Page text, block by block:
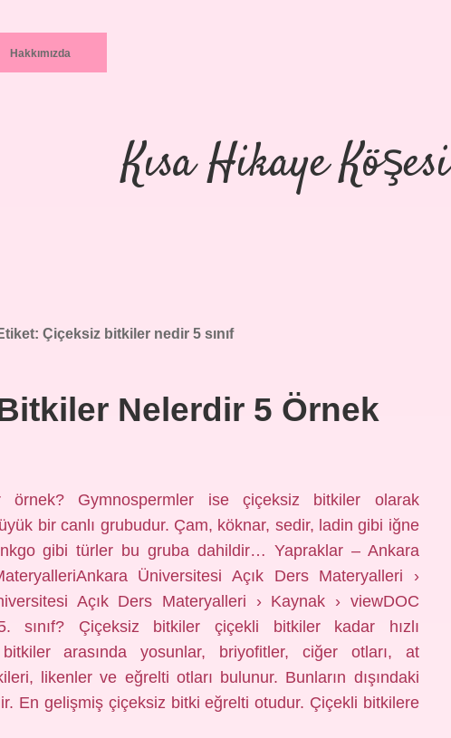
Hakkımızda
Kısa Hikaye Köşesi
Çiçeksiz bitkiler nedir 5 sınıf
Nelerdir 5 Örnek
örnek? Gymnospermler ise çiçeksiz bitkiler olarak
bir canlı grubudur. Çam, köknar, sedir, ladin gibi iğne
gibi türler bu gruba dahildir… Yapraklar – Ankara
Üniversitesi Açık Ders Materyalleri ›
Açık Ders Materyalleri › Kaynak › viewDOC
sınıf? Çiçeksiz bitkiler çiçekli bitkiler kadar hızlı
arasında yosunlar, briyofitler, ciğer otları, at
likenler ve eğrelti otları bulunur. Bunların dışındaki
En gelişmiş çiçeksiz bitki eğrelti otudur. Çiçekli bitkilere